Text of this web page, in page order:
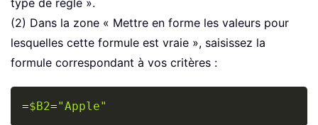
type de règle ».
(2) Dans la zone « Mettre en forme les valeurs pour
lesquelles cette formule est vraie », saisissez la
formule correspondant à vos critères :
=$B2="Apple"